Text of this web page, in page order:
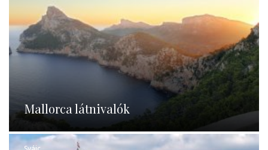
Mallorca látnivalók
Svájc